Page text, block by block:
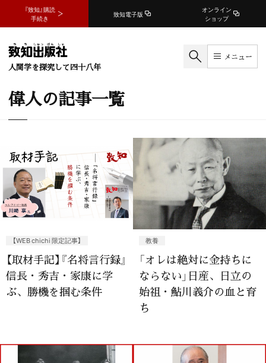
『致知』購読
手続き
致知電子版
オンライン
ショップ
人間学を探究して四十八年
メニュー
偉人の記事一覧
【WEB chichi 限定記事】
【取材手記】『名将言行録』
信長・秀吉・家康に学
ぶ、勝機を掴む条件
教養
「オレは絶対に金持ちに
ならない」日産、日立の
始祖・鮎川義介の血と育
ち